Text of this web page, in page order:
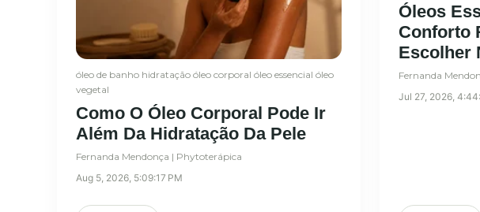
óleo de banho hidratação óleo corporal óleo essencial óleo
vegetal
Como O Óleo Corporal Pode Ir
Além Da Hidratação Da Pele
Fernanda Mendonça | Phytoterápica
Aug 5, 2026, 5:09:17 PM
Óleos
Conforto
Escolher
Fernanda
Jul 27, 2026,